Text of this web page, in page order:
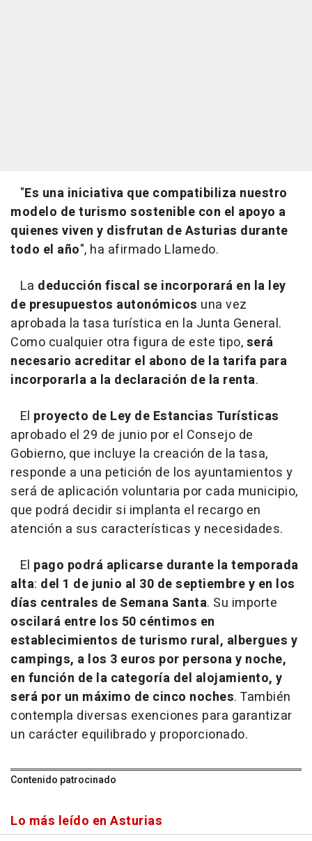
"Es una iniciativa que compatibiliza nuestro
modelo de turismo sostenible con el apoyo a
quienes viven y disfrutan de Asturias durante
todo el año", ha afirmado Llamedo.
La deducción fiscal se incorporará en la ley
de presupuestos autonómicos una vez
aprobada la tasa turística en la Junta General.
Como cualquier otra figura de este tipo,será
necesario acreditar el abono de la tarifa para
incorporarla a la declaración de la renta.
El proyecto de Ley de Estancias Turísticas
aprobado el 29 de junio por el Consejo de
Gobierno, que incluye la creación de la tasa,
responde a una petición de los ayuntamientos y
será de aplicación voluntaria por cada municipio,
que podrá decidir si implanta el recargo en
atención a sus características y necesidades.
El pago podrá aplicarse durante la temporada
alta: del 1 de junio al 30 de septiembre y en los
días centrales de Semana Santa. Su importe
oscilará entre los 50 céntimos en
establecimientos de turismo rural, albergues y
campings, a los 3 euros por persona y noche,
en función de la categoría del alojamiento, y
será por un máximo de cinco noches. También
contempla diversas exenciones para garantizar
un carácter equilibrado y proporcionado.
Contenido patrocinado
Lo más leído en Asturias